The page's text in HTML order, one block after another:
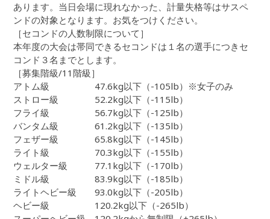
あります。当日会場に現れなかった、計量失格等はサスペ
ンドの対象となります。お気をつけください。
［セコンドの人数制限について］
本年度の大会は帯同できるセコンドは１名の選手につきセ
コンド３名までとします。
［募集階級/11階級］
アトム級 47.6kg以下（-105lb）※女子のみ
ストロー級 52.2kg以下（-115lb）
フライ級 56.7kg以下（-125lb）
バンタム級 61.2kg以下（-135lb）
フェザー級 65.8kg以下（-145lb）
ライト級 70.3kg以下（-155lb）
ウェルター級 77.1kg以下（-170lb）
ミドル級 83.9kg以下（-185lb）
ライトヘビー級 93.0kg以下（-205lb）
ヘビー級 120.2kg以下（-265lb）